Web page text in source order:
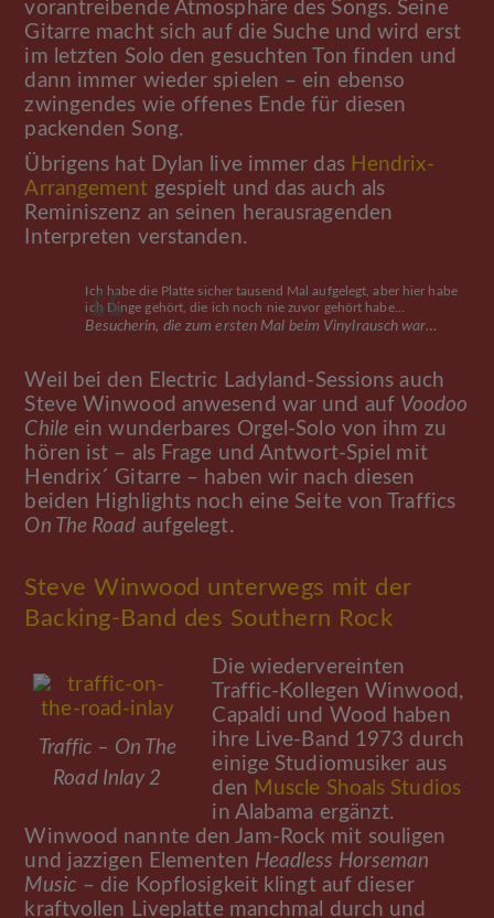
vorantreibende Atmosphäre des Songs. Seine
Gitarre macht sich auf die Suche und wird erst
im letzten Solo den gesuchten Ton finden und
dann immer wieder spielen – ein ebenso
zwingendes wie offenes Ende für diesen
packenden Song.
Übrigens hat Dylan live immer das Hendrix-
Arrangement gespielt und das auch als
Reminiszenz an seinen herausragenden
Interpreten verstanden.
Ich habe die Platte sicher tausend Mal aufgelegt, aber hier habe
ich Dinge gehört, die ich noch nie zuvor gehört habe…
Besucherin, die zum ersten Mal beim Vinylrausch war…
Weil bei den Electric Ladyland-Sessions auch
Steve Winwood anwesend war und auf Voodoo
Chileein wunderbares Orgel-Solo von ihm zu
hören ist – als Frage und Antwort-Spiel mit
Hendrix´ Gitarre – haben wir nach diesen
beiden Highlights noch eine Seite von Traffics
On The Road aufgelegt.
Steve Winwood unterwegs mit der
Backing-Band des Southern Rock
Traffic – On The
Road Inlay 2
Die wiedervereinten
Traffic-Kollegen Winwood,
Capaldi und Wood haben
ihre Live-Band 1973 durch
einige Studiomusiker aus
den Muscle Shoals Studios
in Alabama ergänzt.
Winwood nannte den Jam-Rock mit souligen
und jazzigen Elementen Headless Horseman
Music – die Kopflosigkeit klingt auf dieser
kraftvollen Liveplatte manchmal durch und